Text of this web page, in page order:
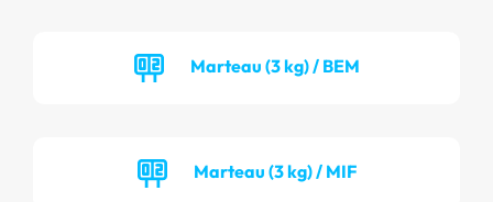
Marteau (3 kg) / BEM
Marteau (3 kg) / MIF